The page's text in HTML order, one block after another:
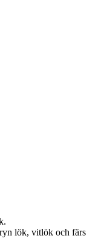
lök, vitlök och färs